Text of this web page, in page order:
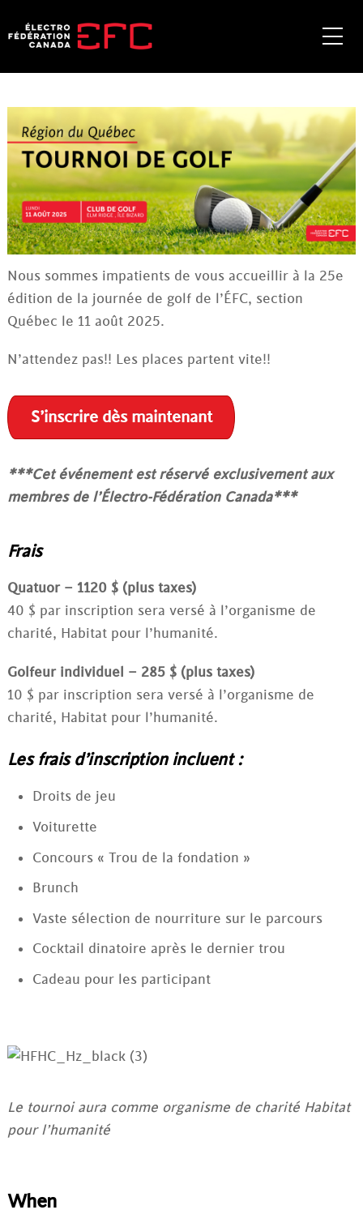
to
Nous sommes impatients de vous accueillir à la 25e
édition de la journée de golf de l’ÉFC, section
Québec le 11 août 2025.
N’attendez pas!! Les places partent vite!!
S’inscrire dès maintenant
***Cet événement est réservé exclusivement aux
membres de l’Électro-Fédération Canada***
Frais
Quatuor – 1120 $ (plus taxes)
40 $ par inscription sera versé à l’organisme de
charité, Habitat pour l’humanité.
Golfeur individuel – 285 $ (plus taxes)
10 $ par inscription sera versé à l’organisme de
charité, Habitat pour l’humanité.
Les frais d’inscription incluent :
Droits de jeu
Voiturette
Concours « Trou de la fondation »
Brunch
Vaste sélection de nourriture sur le parcours
Cocktail dinatoire après le dernier trou
Cadeau pour les participant
Le tournoi aura comme organisme de charité Habitat
pour l’humanité
When